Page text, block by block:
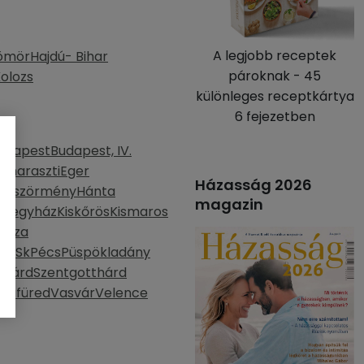
Hajdú- Bihar
Budapest, IV.
Eger
Hánta
KiskőrösKismaros
SkPécsPüspökladány
Szentgotthárd
VasvárVelence
A legjobb receptek
pároknak - 45
különleges receptkártya
6 fejezetben
Házasság 2026
magazin